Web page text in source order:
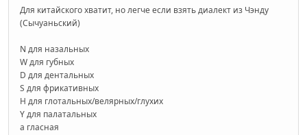
Для китайского хватит, но легче если взять диалект из Чэнду
(Сычуаньский)
N для назальных
W для губных
D для дентальных
S для фрикативных
H для глотальных/велярных/глухих
Y для палатальных
a гласная